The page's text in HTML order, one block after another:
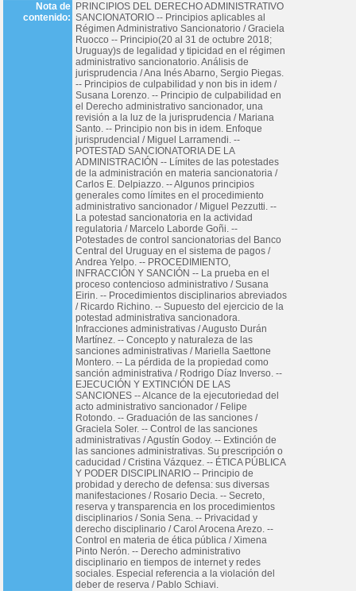
Nota de
contenido:
PRINCIPIOS DEL DERECHO ADMINISTRATIVO
SANCIONATORIO -- Principios aplicables al
Régimen Administrativo Sancionatorio / Graciela
Ruocco -- Principio(20 al 31 de octubre 2018;
Uruguay)s de legalidad y tipicidad en el régimen
administrativo sancionatorio. Análisis de
jurisprudencia / Ana Inés Abarno, Sergio Piegas.
-- Principios de culpabilidad y non bis in idem /
Susana Lorenzo. -- Principio de culpabilidad en
el Derecho administrativo sancionador, una
revisión a la luz de la jurisprudencia / Mariana
Santo. -- Principio non bis in idem. Enfoque
jurisprudencial / Miguel Larramendi. --
POTESTAD SANCIONATORIA DE LA
ADMINISTRACIÓN -- Límites de las potestades
de la administración en materia sancionatoria /
Carlos E. Delpiazzo. -- Algunos principios
generales como límites en el procedimiento
administrativo sancionador / Miguel Pezzutti. --
La potestad sancionatoria en la actividad
regulatoria / Marcelo Laborde Goñi. --
Potestades de control sancionatorias del Banco
Central del Uruguay en el sistema de pagos /
Andrea Yelpo. -- PROCEDIMIENTO,
INFRACCIÓN Y SANCIÓN -- La prueba en el
proceso contencioso administrativo / Susana
Eirin. -- Procedimientos disciplinarios abreviados
/ Ricardo Richino. -- Supuesto del ejercicio de la
potestad administrativa sancionadora.
Infracciones administrativas / Augusto Durán
Martínez. -- Concepto y naturaleza de las
sanciones administrativas / Mariella Saettone
Montero. -- La pérdida de la propiedad como
sanción administrativa / Rodrigo Díaz Inverso. --
EJECUCIÓN Y EXTINCIÓN DE LAS
SANCIONES -- Alcance de la ejecutoriedad del
acto administrativo sancionador / Felipe
Rotondo. -- Graduación de las sanciones /
Graciela Soler. -- Control de las sanciones
administrativas / Agustín Godoy. -- Extinción de
las sanciones administrativas. Su prescripción o
caducidad / Cristina Vázquez. -- ÉTICA PÚBLICA
Y PODER DISCIPLINARIO -- Principio de
probidad y derecho de defensa: sus diversas
manifestaciones / Rosario Decia. -- Secreto,
reserva y transparencia en los procedimientos
disciplinarios / Sonia Sena. -- Privacidad y
derecho disciplinario / Carol Arocena Arezo. --
Control en materia de ética pública / Ximena
Pinto Nerón. -- Derecho administrativo
disciplinario en tiempos de internet y redes
sociales. Especial referencia a la violación del
deber de reserva / Pablo Schiavi.